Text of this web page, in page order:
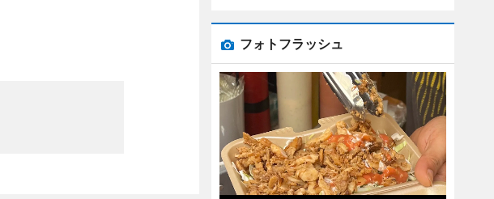
フォトフラッシュ